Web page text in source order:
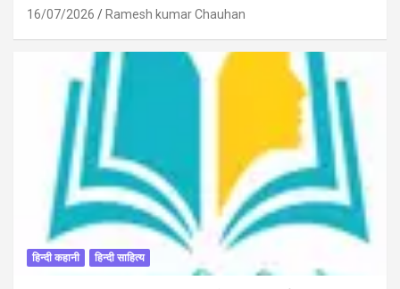
16/07/2026 Ramesh kumar Chauhan
हिन्दी कहानी हिन्दी साहित्य